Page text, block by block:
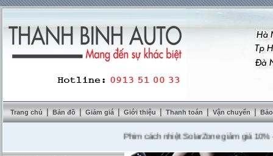
Trang chủ | Bản đồ | Giảm giá | Giới thiệu | Thanh toán | Vận chuyển |
Phim cách nhiệt SolarZone giảm giá 10%---